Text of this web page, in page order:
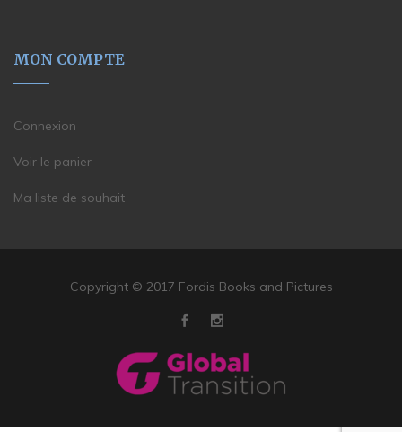
MON COMPTE
Connexion
Voir le panier
Ma liste de souhait
Copyright © 2017 Fordis Books and Pictures